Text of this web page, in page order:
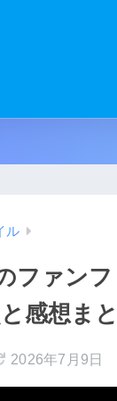
ル
のファン
感想ま
2026年7月9日